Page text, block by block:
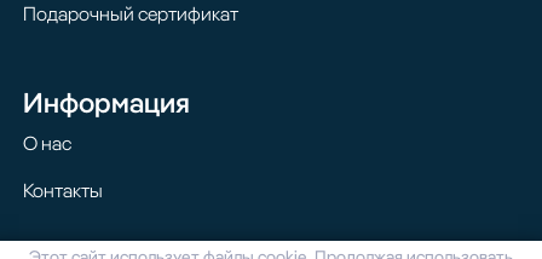
Подарочный сертификат
Информация
О нас
Контакты